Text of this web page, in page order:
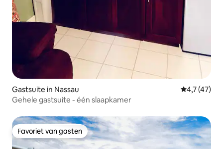
Gastsuite in Nassau
4,7 (47)
Gehele gastsuite - één slaapkamer
Favoriet van gasten
Favoriet van gasten